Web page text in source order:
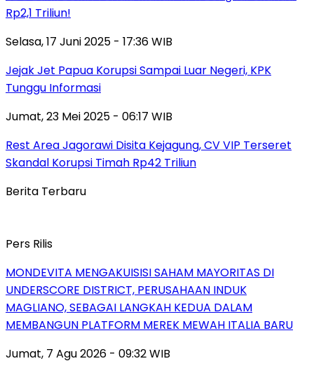
Rp2,1 Triliun!
Selasa, 17 Juni 2025 - 17:36 WIB
Jejak Jet Papua Korupsi Sampai Luar Negeri, KPK
Tunggu Informasi
Jumat, 23 Mei 2025 - 06:17 WIB
Rest Area Jagorawi Disita Kejagung, CV VIP Terseret
Skandal Korupsi Timah Rp42 Triliun
Berita Terbaru
Pers Rilis
MONDEVITA MENGAKUISISI SAHAM MAYORITAS DI
UNDERSCORE DISTRICT, PERUSAHAAN INDUK
MAGLIANO, SEBAGAI LANGKAH KEDUA DALAM
MEMBANGUN PLATFORM MEREK MEWAH ITALIA BARU
Jumat, 7 Agu 2026 - 09:32 WIB